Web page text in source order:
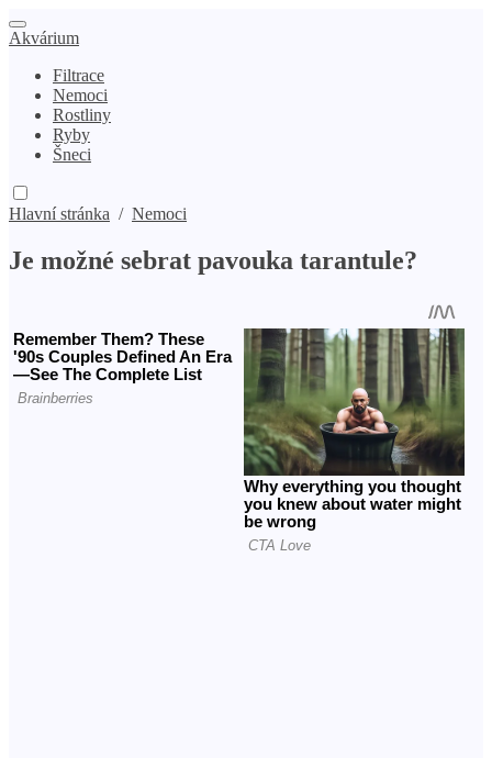
Akvárium
Filtrace
Nemoci
Rostliny
Ryby
Šneci
Hlavní stránka / Nemoci
Je možné sebrat pavouka tarantule?